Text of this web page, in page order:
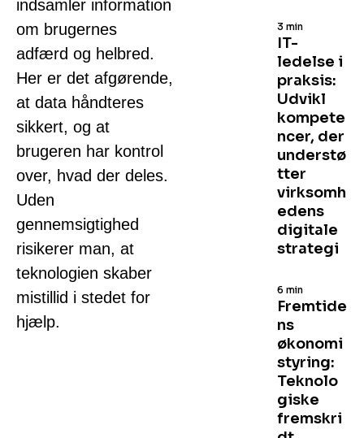
indsamler information
om brugernes
adfærd og helbred.
Her er det afgørende,
at data håndteres
sikkert, og at
brugeren har kontrol
over, hvad der deles.
Uden
gennemsigtighed
risikerer man, at
teknologien skaber
mistillid i stedet for
hjælp.
IT-
ledelse i
praksis:
Udvikl
kompete
ncer, der
understø
tter
virksomh
edens
digitale
strategi
3 min
Fremtide
ns
økonomi
styring:
Teknolo
giske
fremskri
6 min